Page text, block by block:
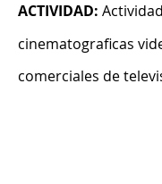
ACTIVIDAD:
cinematograficas
comerciales de